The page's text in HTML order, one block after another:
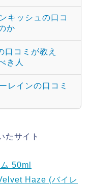
キッシュの口コ
か
口コミが教え
き人
レインの口コミ
たサイト
50ml
Haze (バイレ